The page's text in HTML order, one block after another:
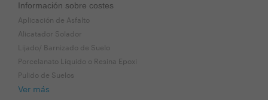
Información sobre costes
Aplicación de Asfalto
Alicatador Solador
Lijado/ Barnizado de Suelo
Porcelanato Líquido o Resina Epoxi
Pulido de Suelos
Ver más